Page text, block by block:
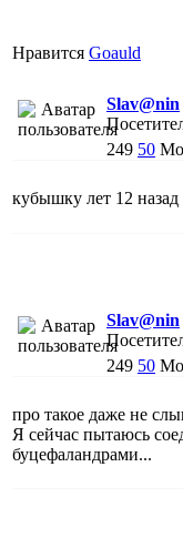
Нравится Goauld
Slav@nin
249 50
кубышку лет 12 назад
Slav@nin
249 50
про такое даже не
Я сейчас пытаюсь
буцефаландрами...